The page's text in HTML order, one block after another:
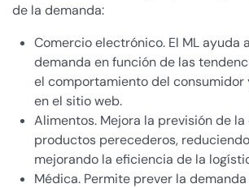
de la demanda:
Comercio electrónico. El ML ayuda
demanda en función de las
el comportamiento del consumidor
en el sitio web.
Alimentos. Mejora la previsión de
productos perecederos,
mejorando la eficiencia de la
Médica. Permite prever la